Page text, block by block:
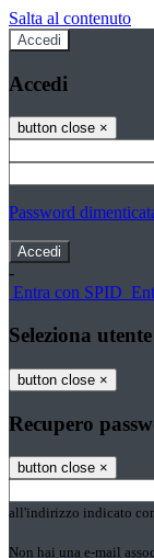
Salta al contenuto
Accedi
Accedi
button close ×
Password
-
Entra con SPID
Seleziona utente
button close ×
Recupero
button close ×
all'indirizzo indicato
Non hai una e-mail